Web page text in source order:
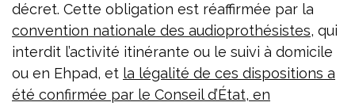
décret. Cette obligation est réaffirmée par la
convention nationale des audioprothésistes, qui
interdit l’activité itinérante ou le suivi à domicile
ou en Ehpad, et la légalité de ces dispositions a
été confirmée par le Conseil d’État, en